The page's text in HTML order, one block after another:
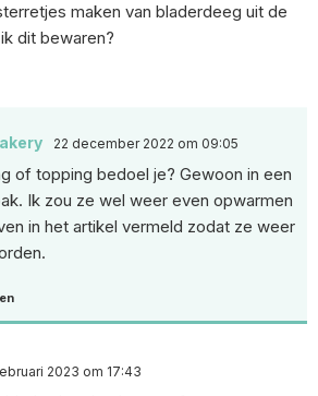
maken van bladerdeeg uit de
dit bewaren?
22 december 2022 om 09:05
of topping bedoel je? Gewoon in een
Ik zou ze wel weer even opwarmen
in het artikel vermeld zodat ze weer
2023 om 17:43